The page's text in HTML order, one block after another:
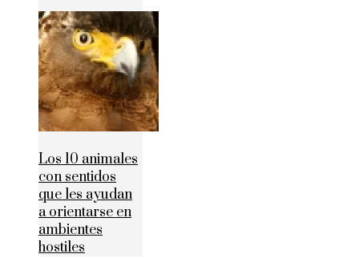
Los 10 animales
con sentidos
que les ayudan
a orientarse en
ambientes
hostiles